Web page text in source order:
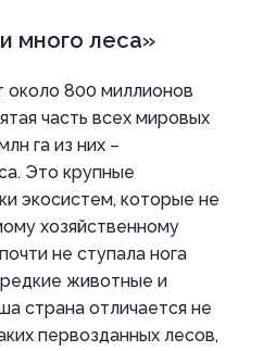
много леса»
около 800 миллионов
часть всех мировых
га из них –
Это крупные
экосистем, которые не
хозяйственному
не ступала нога
животные и
страна отличается не
первозданных лесов,